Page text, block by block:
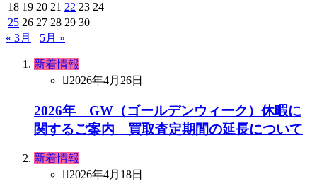
18 19 20 21 22 23 24
25 26 27 28 29 30
« 3月
5月 »
新着情報
2026年4月26日
2026年 GW（ゴールデンウィーク）休暇に
関するご案内 買取査定期間の延長について
新着情報
2026年4月18日